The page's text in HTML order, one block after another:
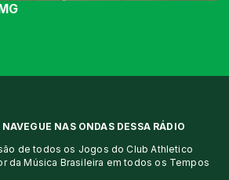
NAS ONDAS DESSA RÁDIO
de todos os Jogos do Club Athletico
da Música Brasileira em todos os Tempos